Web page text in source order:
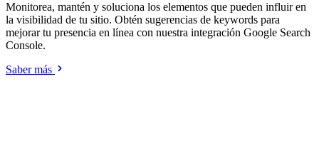
Monitorea, mantén y soluciona los elementos que pueden influir en
la visibilidad de tu sitio. Obtén sugerencias de keywords para
mejorar tu presencia en línea con nuestra integración Google Search
Console.
Saber más